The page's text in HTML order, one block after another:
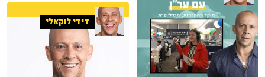
דידי לוקאלי